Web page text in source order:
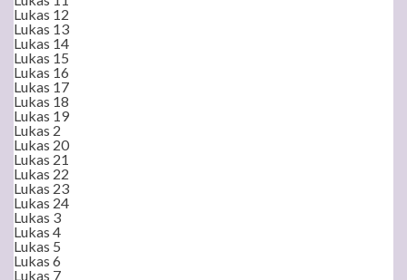
Lukas 12
Lukas 13
Lukas 14
Lukas 15
Lukas 16
Lukas 17
Lukas 18
Lukas 19
Lukas 2
Lukas 20
Lukas 21
Lukas 22
Lukas 23
Lukas 24
Lukas 3
Lukas 4
Lukas 5
Lukas 6
Lukas 7